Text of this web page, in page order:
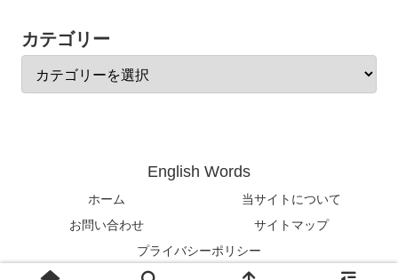
カテゴリー
English Words
ホーム
当サイトについて
お問い合わせ
サイトマップ
プライバシーポリシー